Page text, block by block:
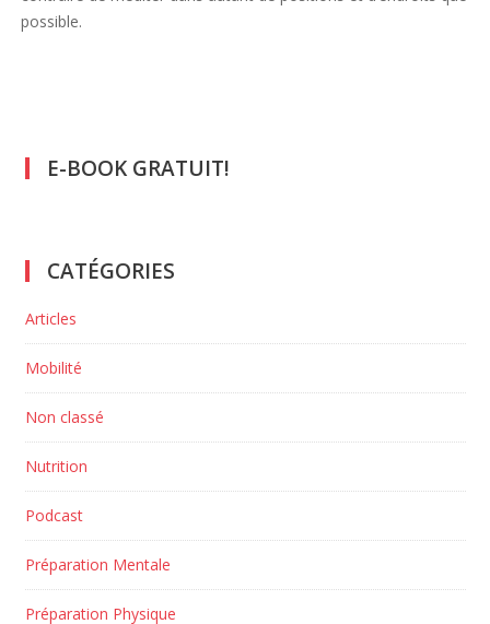
possible.
E-BOOK GRATUIT!
CATÉGORIES
Articles
Mobilité
Non classé
Nutrition
Podcast
Préparation Mentale
Préparation Physique